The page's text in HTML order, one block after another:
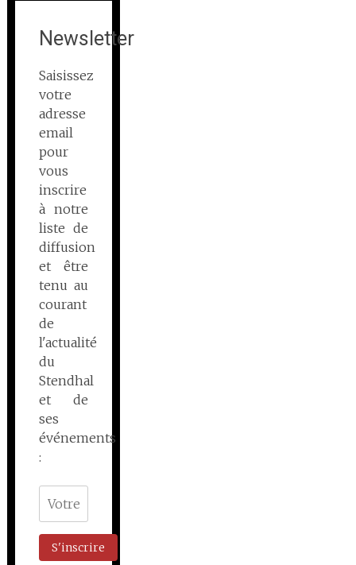
Newsletter
Saisissez
votre
adresse
email
pour
vous
inscrire
à notre
liste de
diffusion
et être
tenu au
courant
de
l'actualité
du
Stendhal
et de
ses
événements
: